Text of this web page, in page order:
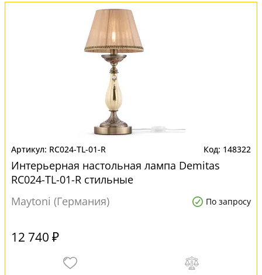
RC024-TL-01-R 148322
Интерьерная настольная лампа Demitas
RC024-TL-01-R стильные
Maytoni (Германия)
По запросу
12 740 ₽